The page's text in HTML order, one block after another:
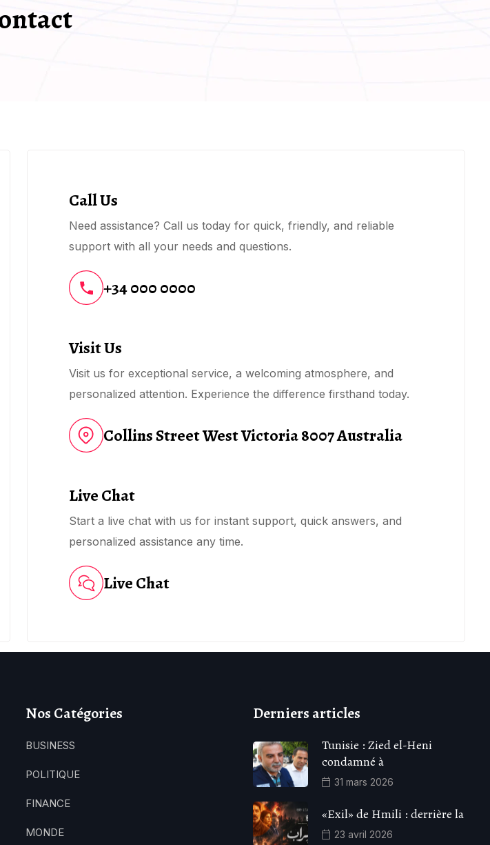
Call Us
Need assistance? Call us today for quick, friendly, and reliable
support with all your needs and questions.
+34 000 0000
Visit Us
Visit us for exceptional service, a welcoming atmosphere, and
personalized attention. Experience the difference firsthand today.
Collins Street West Victoria 8007 Australia
Live Chat
Start a live chat with us for instant support, quick answers, and
personalized assistance any time.
Live Chat
Nos Catégories
BUSINESS
POLITIQUE
FINANCE
MONDE
Derniers articles
Tunisie : Zied el-Heni
condamné à
31 mars 2026
«Exil» de Hmili : derrière la
23 avril 2026